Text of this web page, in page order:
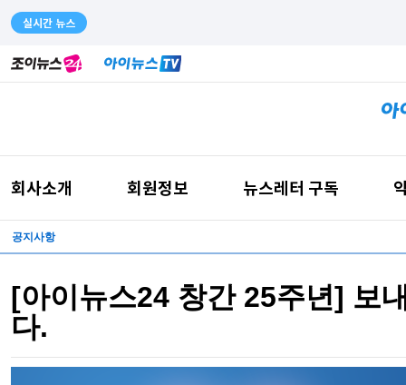
실시간 뉴스
회사소개 회원정보 뉴스레터 구독
공지사항
[아이뉴스24 창간 25주년] 보
다.